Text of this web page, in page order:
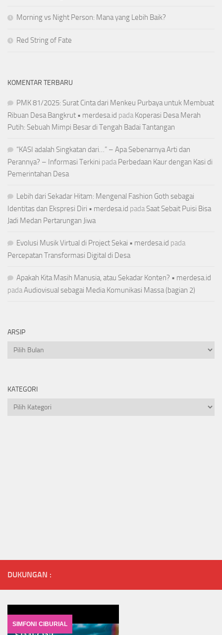
Morning vs Night Person: Mana yang Lebih Baik?
Red String of Fate
KOMENTAR TERBARU
PMK 81/2025: Surat Cinta dari Menkeu Purbaya untuk Membuat
Ribuan Desa Bangkrut • merdesa.id pada Koperasi Desa Merah
Putih: Sebuah Mimpi Besar di Tengah Badai Tantangan
“KASI adalah Singkatan dari…” – Apa Sebenarnya Arti dan
Perannya? – Informasi Terkini pada Perbedaan Kaur dengan Kasi di
Pemerintahan Desa
Lebih dari Sekadar Hitam: Mengenal Fashion Goth sebagai
Identitas dan Ekspresi Diri • merdesa.id pada Saat Sebait Puisi Bisa
Jadi Medan Pertarungan Jiwa
Evolusi Musik Virtual di Project Sekai • merdesa.id pada
Percepatan Transformasi Digital di Desa
Apakah Kita Masih Manusia, atau Sekadar Konten? • merdesa.id
padaAudiovisual sebagai Media Komunikasi Massa (bagian 2)
ARSIP
Arsip
KATEGORI
Kategori
DUKUNGAN :